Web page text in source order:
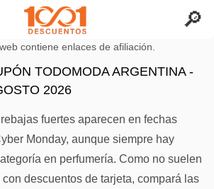
contiene enlaces de afiliación.
TODOMODA ARGENTINA -
2026
fuertes aparecen en fechas
Monday, aunque siempre hay
en perfumería. Como no suelen
descuentos de tarjeta, compará las